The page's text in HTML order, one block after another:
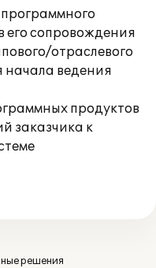
его сопровождения
отраслевого
ведения
продуктов
заказчика к
решения